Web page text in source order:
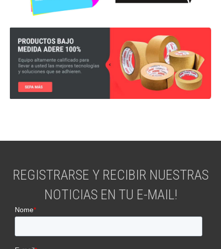
REGISTRARSE Y RECIBIR NUESTRAS
NOTICIAS EN TU E-MAIL!